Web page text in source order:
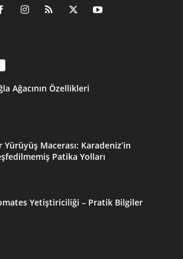
Ağacının Özellikleri
Yürüyüş Macerası: Karadeniz’in
Patika Yolları
Yetiştiriciliği – Pratik Bilgiler